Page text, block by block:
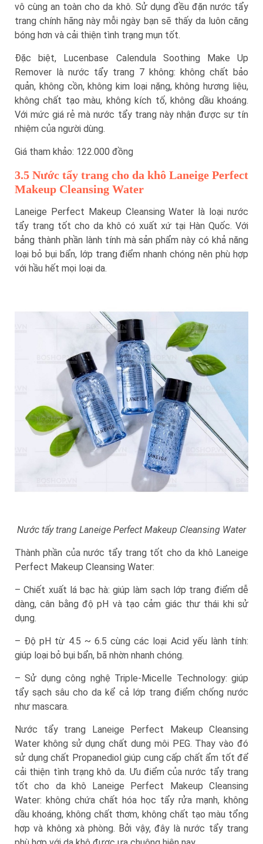
vô cùng an toàn cho da khô. Sử dụng đều đặn nước tẩy
trang chính hãng này mỗi ngày bạn sẽ thấy da luôn căng
bóng hơn và cải thiện tình trạng mụn tốt.
Đặc biệt, Lucenbase Calendula Soothing Make Up
Remover là nước tẩy trang 7 không: không chất bảo
quản, không cồn, không kim loại nặng, không hương liệu,
không chất tạo màu, không kích tố, không dầu khoáng.
Với mức giá rẻ mà nước tẩy trang này nhận được sự tín
nhiệm của người dùng.
Giá tham khảo: 122.000 đồng
3.5 Nước tẩy trang cho da khô Laneige Perfect
Makeup Cleansing Water
Laneige Perfect Makeup Cleansing Water là loại nước
tẩy trang tốt cho da khô có xuất xứ tại Hàn Quốc. Với
bảng thành phần lành tính mà sản phẩm này có khả năng
loại bỏ bụi bẩn, lớp trang điểm nhanh chóng nên phù hợp
với hầu hết mọi loại da.
Nước tẩy trang Laneige Perfect Makeup Cleansing Water
Thành phần của nước tẩy trang tốt cho da khô Laneige
Perfect Makeup Cleansing Water:
– Chiết xuất lá bạc hà: giúp làm sạch lớp trang điểm dễ
dàng, cân bằng độ pH và tạo cảm giác thư thái khi sử
dụng.
– Độ pH từ 4.5 ~ 6.5 cùng các loại Acid yếu lành tính:
giúp loại bỏ bụi bẩn, bã nhờn nhanh chóng.
– Sử dụng công nghệ Triple-Micelle Technology: giúp
tẩy sạch sâu cho da kể cả lớp trang điểm chống nước
như mascara.
Nước tẩy trang Laneige Perfect Makeup Cleansing
Water không sử dụng chất dung môi PEG. Thay vào đó
sử dụng chất Propanediol giúp cung cấp chất ẩm tốt để
cải thiện tình trạng khô da. Ưu điểm của nước tẩy trang
tốt cho da khô Laneige Perfect Makeup Cleansing
Water: không chứa chất hóa học tẩy rửa mạnh, không
dầu khoáng, không chất thơm, không chất tạo màu tổng
hợp và không xà phòng. Bởi vậy, đây là nước tẩy trang